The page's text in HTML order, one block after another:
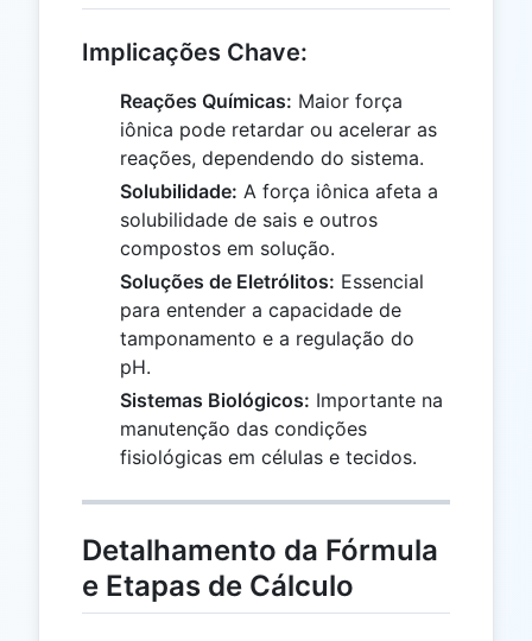
Implicações Chave:
Reações Químicas: Maior força
iônica pode retardar ou acelerar as
reações, dependendo do sistema.
Solubilidade: A força iônica afeta a
solubilidade de sais e outros
compostos em solução.
Soluções de Eletrólitos: Essencial
para entender a capacidade de
tamponamento e a regulação do
pH.
Sistemas Biológicos: Importante na
manutenção das condições
fisiológicas em células e tecidos.
Detalhamento da Fórmula
e Etapas de Cálculo